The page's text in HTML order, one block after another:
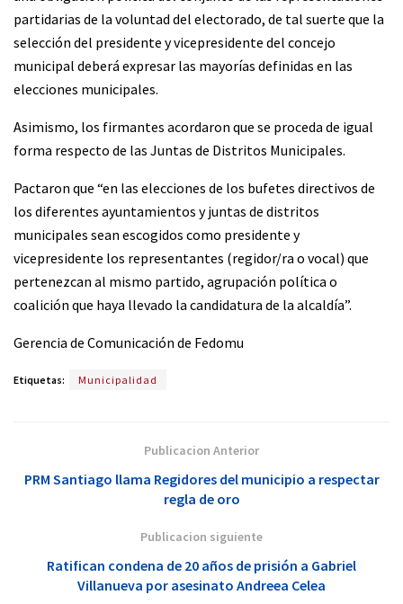
partidarias de la voluntad del electorado, de tal suerte que la
selección del presidente y vicepresidente del concejo
municipal deberá expresar las mayorías definidas en las
elecciones municipales.
Asimismo, los firmantes acordaron que se proceda de igual
forma respecto de las Juntas de Distritos Municipales.
Pactaron que “en las elecciones de los bufetes directivos de
los diferentes ayuntamientos y juntas de distritos
municipales sean escogidos como presidente y
vicepresidente los representantes (regidor/ra o vocal) que
pertenezcan al mismo partido, agrupación política o
coalición que haya llevado la candidatura de la alcaldía”.
Gerencia de Comunicación de Fedomu
Etiquetas: Municipalidad
Publicacion Anterior
PRM Santiago llama Regidores del municipio a respectar
regla de oro
Publicacion siguiente
Ratifican condena de 20 años de prisión a Gabriel
Villanueva por asesinato Andreea Celea